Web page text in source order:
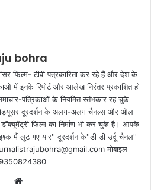
bohra
फिल्म- टीवी पत्रकारिता कर रहे हैं और देश के
में इनके रिपोर्ट और आलेख निरंतर प्रकाशित हो
पत्रिकाओं के नियमित स्तंभकार रह चुके
दूरदर्शन के अलग-अलग चैनल्स और ऑल
डॉक्यूमेंट्री फिल्म का निर्माण भी कर चुके है। आपके
''इश्क मैं लुट गए यार'' दूरदर्शन के''डी डी उर्दू चैनल''
मोबाइल